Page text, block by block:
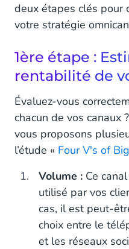
deux étapes clés pour
votre stratégie
1ère étape :
rentabilité de
Évaluez-vous
chacun de vos canaux
vous proposons
l’étude « Four V's of
Volume : Ce
utilisé par vos
cas, il est peut-
choix entre le
et les réseaux